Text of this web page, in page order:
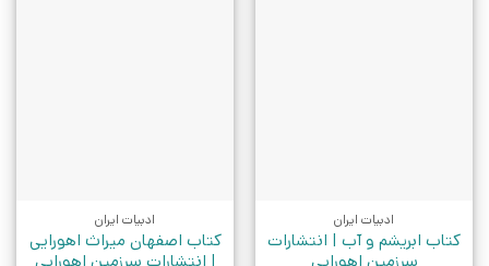
ادبیات ایران
کتاب ابریشم و آب | انتشارات
ادبیات ایران
کتاب اصفهان میراث اهورایی